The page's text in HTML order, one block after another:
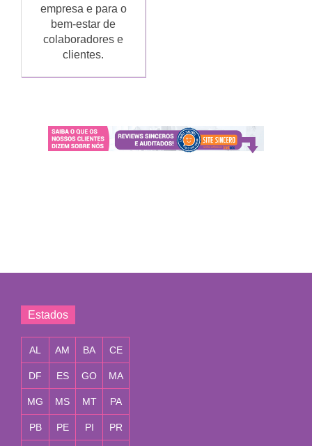
empresa e para o
bem-estar de
colaboradores e
clientes.
Estados
AL AM BA CE
DF ES GO MA
MG MS MT PA
PB PE PI PR